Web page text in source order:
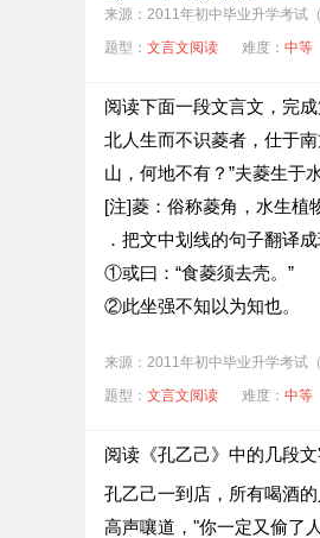
A．何以战？
B．何陋之有?（《陋室铭
C．微斯人，吾谁与归？
D．吾与徐公孰美？（《邹
．“肉食者鄙，未能远谋”一
．这段文字中，曹刿和鲁
来源：2011年初中毕业升学考试
题型： 文言文阅读 难度： 中等
阅读下面一段文言文，完成
北人生而不识菱者，仕于
山，何地不有？”夫菱生于
[注]菱：俗称菱角，水生植
．把文中划线的句子翻译成
①或曰：“食菱须去壳。”
②此坐强不知以为知也。
来源：2011年初中毕业升学考试
题型： 文言文阅读 难度： 中等
阅读《孔乙己》中的几段
孔乙己一到店，所有喝酒
高声嚷道，"你一定又偷了